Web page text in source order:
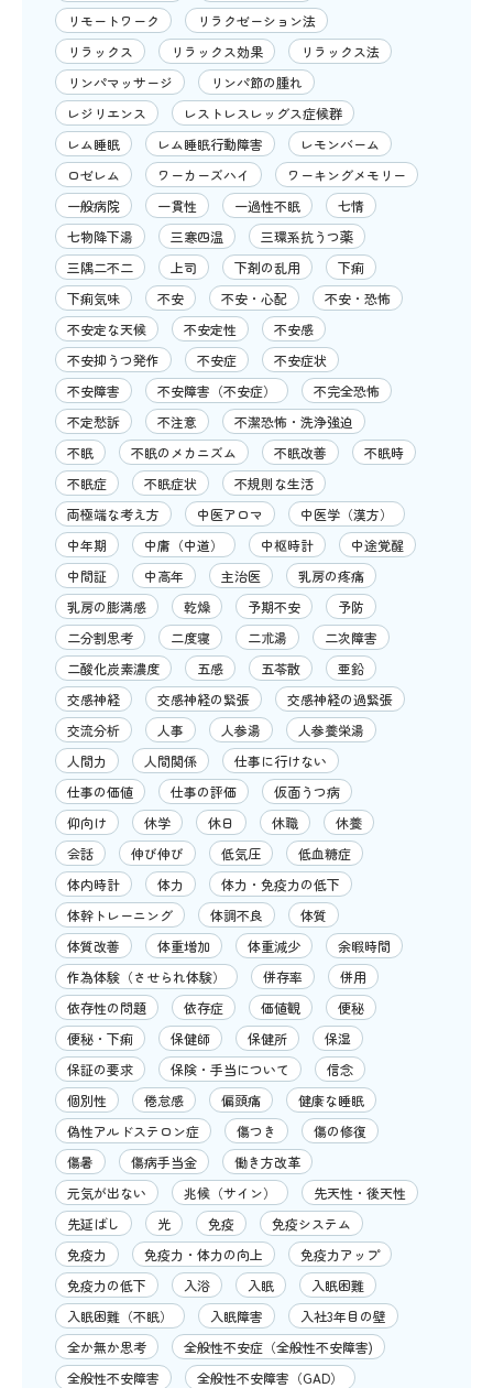
リモートワーク
リラクゼーション法
リラックス
リラックス効果
リラックス法
リンパマッサージ
リンパ節の腫れ
レジリエンス
レストレスレッグス症候群
レム睡眠
レム睡眠行動障害
レモンバーム
ロゼレム
ワーカーズハイ
ワーキングメモリー
一般病院
一貫性 一過性不眠
七情
七物降下湯
三寒四温
三環系抗うつ薬
三隅二不二
上司 下剤の乱用
下痢
下痢気味
不安 不安・心配
不安・恐怖
不安定な天候
不安定性
不安感
不安抑うつ発作
不安症
不安症状
不安障害
不安障害（不安症）
不完全恐怖
不定愁訴
不注意
不潔恐怖・洗浄強迫
不眠
不眠のメカニズム 不眠改善
不眠時
不眠症
不眠症状
不規則な生活
両極端な考え方
中医アロマ
中医学（漢方）
中年期
中庸（中道） 中枢時計
中途覚醒
中間証
中高年 主治医
乳房の疼痛
乳房の膨満感
乾燥 予期不安
予防
二分割思考
二度寝 二朮湯
二次障害
二酸化炭素濃度
五感 五苓散
亜鉛
交感神経
交感神経の緊張
交感神経の過緊張
交流分析
人事 人参湯
人参養栄湯
人間力
人間関係
仕事に行けない
仕事の価値
仕事の評価
仮面うつ病
仰向け
休学 休日 休職
休養
会話
伸び伸び 低気圧
低血糖症
体内時計
体力
体力・免疫力の低下
体幹トレーニング
体調不良
体質
体質改善
体重増加 体重減少
余暇時間
作為体験（させられ体験）
併存率
併用
依存性の問題
依存症 価値観
便秘
便秘・下痢
保健師 保健所
保湿
保証の要求
保険・手当について
信念
個別性
倦怠感 偏頭痛
健康な睡眠
偽性アルドステロン症
傷つき
傷の修復
傷暑
傷病手当金
働き方改革
元気が出ない
兆候（サイン）
先天性・後天性
先延ばし
光 免疫
免疫システム
免疫力
免疫力・体力の向上
免疫力アップ
免疫力の低下
入浴 入眠
入眠困難
入眠困難（不眠）
入眠障害
入社3年目の壁
全か無か思考
全般性不安症（全般性不安障害)
全般性不安障害
全般性不安障害（GAD）